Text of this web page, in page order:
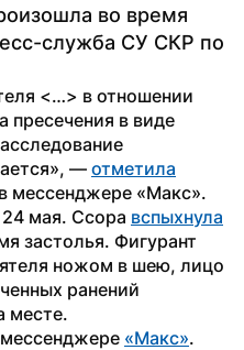
во время
служба СУ СКР по
<…> в отношении
пресечения в виде
— отметила
мессенджере «Макс».
мая. Ссора вспыхнула
застолья. Фигурант
ножом в шею, лицо
ранений
месте.
«Макс».